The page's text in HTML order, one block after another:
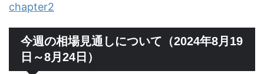
chapter2
今週の相場見通しについて（2024年8月19
日～8月24日）